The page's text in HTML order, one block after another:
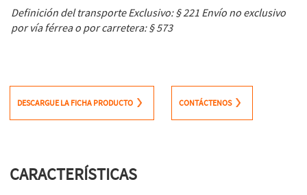
Definición del transporte Exclusivo: § 221 Envío no exclusivo
por vía férrea o por carretera: § 573
DESCARGUE LA FICHA PRODUCTO CONTÁCTENOS
CARACTERÍSTICAS